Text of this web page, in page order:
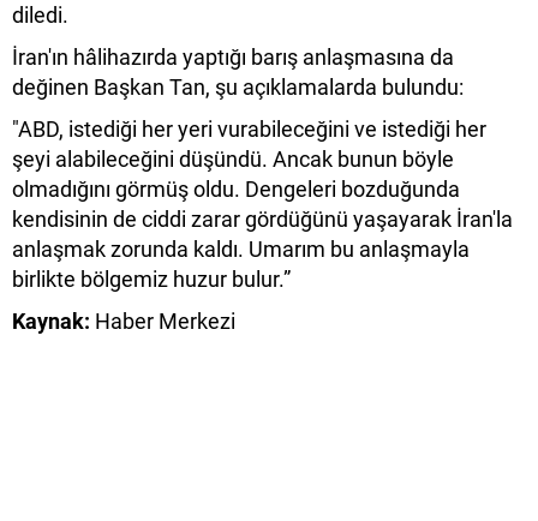
diledi.
İran'ın hâlihazırda yaptığı barış anlaşmasına da
değinen Başkan Tan, şu açıklamalarda bulundu:
"ABD, istediği her yeri vurabileceğini ve istediği her
şeyi alabileceğini düşündü. Ancak bunun böyle
olmadığını görmüş oldu. Dengeleri bozduğunda
kendisinin de ciddi zarar gördüğünü yaşayarak İran'la
anlaşmak zorunda kaldı. Umarım bu anlaşmayla
birlikte bölgemiz huzur bulur.”
Kaynak: Haber Merkezi